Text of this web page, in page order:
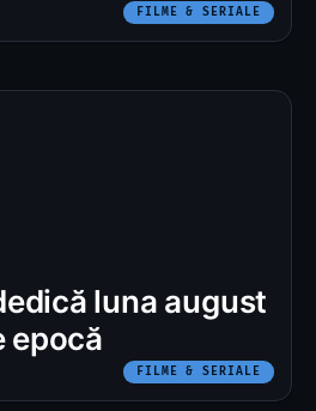
FILME & SERIALE
luna august
epocă
FILME & SERIALE